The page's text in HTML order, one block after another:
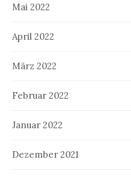
Mai 2022
April 2022
März 2022
Februar 2022
Januar 2022
Dezember 2021